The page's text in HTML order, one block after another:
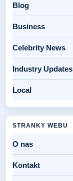
Blog
Business
Celebrity News
Industry Updates
Local
STRANKY WEBU
O nas
Kontakt